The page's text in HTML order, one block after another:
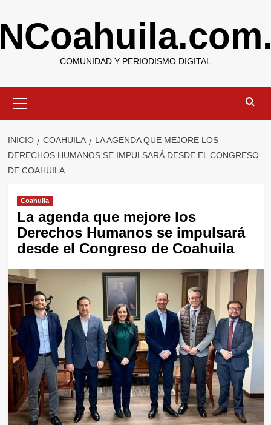
al
contenido
COMUNIDAD Y PERIODISMO DIGITAL
primario
INICIO COAHUILA
LA AGENDA QUE MEJORE LOS
DERECHOS HUMANOS SE IMPULSARÁ DESDE EL CONGRESO
DE COAHUILA
Coahuila
La agenda que mejore los
Derechos Humanos se impulsará
desde el Congreso de Coahuila